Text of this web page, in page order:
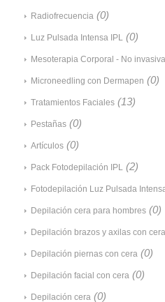
Radiofrecuencia (0)
Luz Pulsada Intensa IPL (0)
Mesoterapia Corporal - No invasiva
Microneedling con Dermapen (0)
Tratamientos Faciales (13)
Pestañas (0)
Artículos (0)
Pack Fotodepilación IPL (2)
Fotodepilación Luz Pulsada
Depilación cera para hombres (0)
Depilación brazos y axilas con cera
Depilación piernas con cera (0)
Depilación facial con cera (0)
Depilación cera (0)